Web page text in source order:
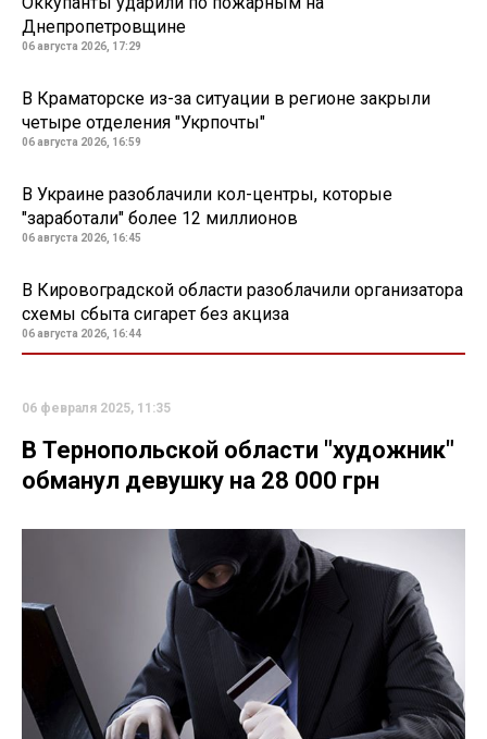
Днепропетровщине
06 августа 2026, 17:29
В Краматорске из-за ситуации в регионе закрыли
четыре отделения "Укрпочты"
06 августа 2026, 16:59
В Украине разоблачили кол-центры, которые
"заработали" более 12 миллионов
06 августа 2026, 16:45
В Кировоградской области разоблачили организатора
схемы сбыта сигарет без акциза
06 августа 2026, 16:44
06 февраля 2025, 11:35
В Тернопольской области "художник"
обманул девушку на 28 000 грн